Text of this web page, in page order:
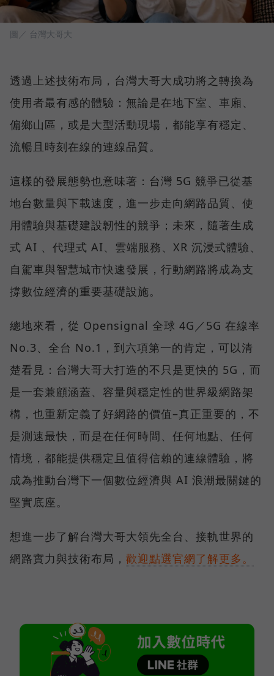
圖／ 台灣大哥大
透過上述技術布局，台灣大哥大成功將之轉換為
使用者最有感的體驗：無論是在地下室、車廂、
偏鄉山區，或是大型活動現場，都能享有穩定、
流暢且時刻在線的連線品質。
這樣的發展態勢也意味著：台灣 5G 競爭已從基
地台數量與下載速度，進一步走向網路品質、使
用體驗與基礎建設韌性的競爭；未來，隨著生成
式 AI 、代理式 AI、雲端服務、XR 沉浸式體驗、
自駕車與智慧城市快速發展，行動網路將成為支
撐數位經濟的重要基礎設施。
總地來看，從 Opensignal 全球 4G／5G 在線率
No.3、全台 No.1，到六項第一的肯定，可以清
楚看見：台灣大哥大打造的不只是更快的 5G，而
是一套兼顧涵蓋、容量與穩定性的世界級網路架
構，也重新定義了好網路的價值–真正重要的，不
是測速最快，而是在任何時間、任何地點、任何
情境，都能提供穩定且值得信賴的連線體驗，將
成為推動台灣下一個數位經濟與 AI 浪潮最關鍵的
堅實底座。
想進一步了解台灣大哥大領先全台、接軌世界的
網路實力與技術布局， 歡迎點選官網了解更多。